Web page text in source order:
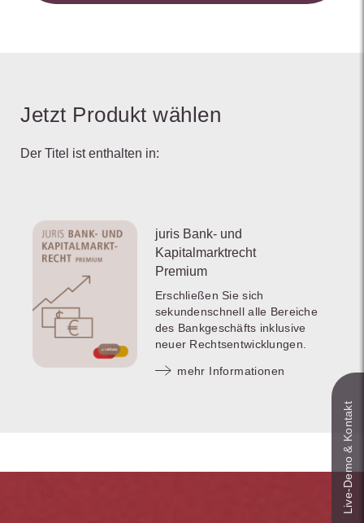
Jetzt Produkt wählen
Der Titel ist enthalten in:
juris Bank- und
Kapitalmarktrecht
Premium
Erschließen Sie sich
sekundenschnell alle Bereiche
des Bankgeschäfts inklusive
neuer Rechtsentwicklungen.
mehr Informationen
Live‑Demo & Kontakt